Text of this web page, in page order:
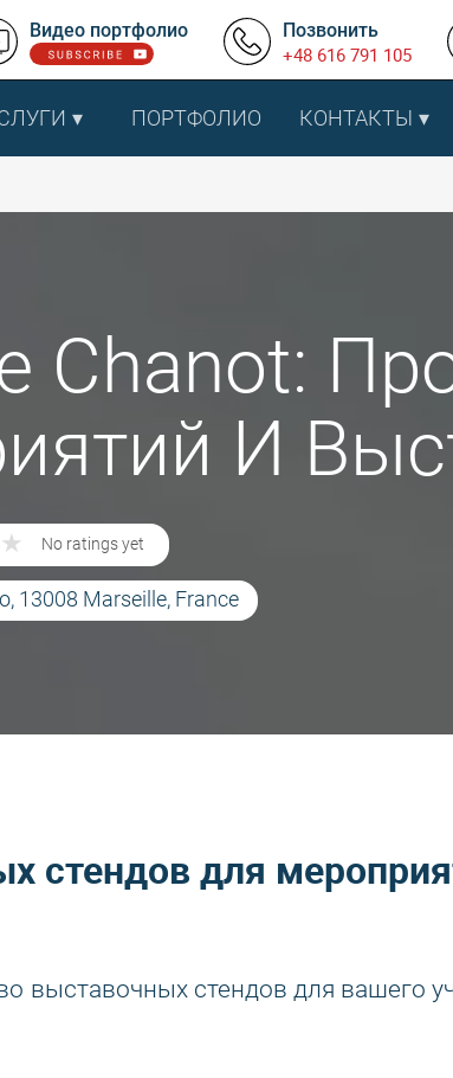
Видео портфолио Позвонить
+48 616 791 105
ПОРТФОЛИО КОНТАКТЫ
Chanot:
И
★
★ No ratings yet
13008 Marseille, France
стендов для
выставочных стендов для вашего